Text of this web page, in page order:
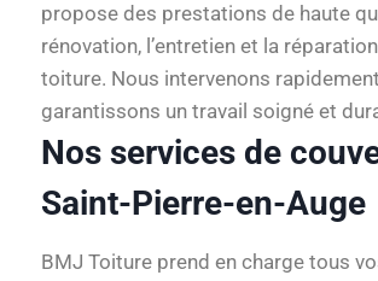
propose des prestations de haute
rénovation, l’entretien et la
toiture. Nous intervenons
garantissons un travail soigné et
Nos services de
Saint-Pierre-en-Auge
BMJ Toiture prend en charge tous